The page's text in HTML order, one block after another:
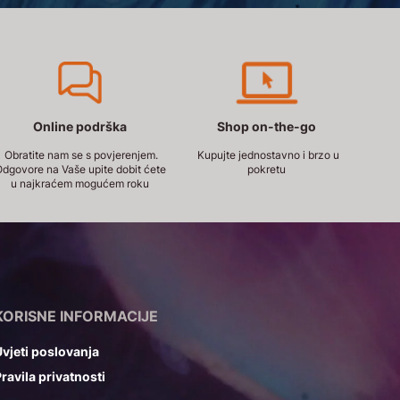
Online podrška
Obratite nam se s povjerenjem.
na Vaše upite dobit ćete
u najkraćem mogućem roku
Shop on-the-go
Kupujte jednostavno i brzo u
pokretu
INFORMACIJE
poslovanja
privatnosti